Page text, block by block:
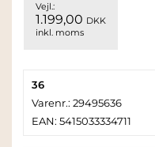
Vejl.:
1.199,00 DKK
inkl. moms
36
Varenr.: 29495636
EAN: 5415033334711